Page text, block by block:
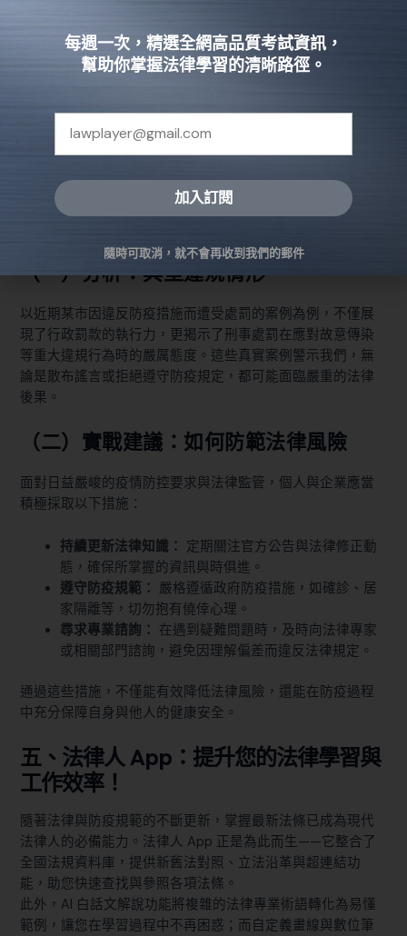
故意傳染：第62條明文規定，明知自己已感染特定傳
染病卻不遵守防疫規範，進而導致他人感染者，可能
因此造成公眾或他人損害的，最高可處300萬元罰金。
態度，也為社會大眾提供了更堅實的法律保護屏障。
（一）分析：典型違規情形
以近期某市因違反防疫措施而遭受處罰的案例為例，不僅展
現了行政罰款的執行力，更揭示了刑事處罰在應對故意傳染
等重大違規行為時的嚴厲態度。這些真實案例警示我們，無
論是散布謠言或拒絕遵守防疫規定，都可能面臨嚴重的法律
後果。
（二）實戰建議：如何防範法律風險
面對日益嚴峻的疫情防控要求與法律監管，個人與企業應當
積極採取以下措施：
持續更新法律知識： 定期關注官方公告與法律修正動
態，確保所掌握的資訊與時俱進。
遵守防疫規範： 嚴格遵循政府防疫措施，如確診、居
家隔離等，切勿抱有僥倖心理。
尋求專業諮詢： 在遇到疑難問題時，及時向法律專家
或相關部門諮詢，避免因理解偏差而違反法律規定。
通過這些措施，不僅能有效降低法律風險，還能在防疫過程
中充分保障自身與他人的健康安全。
五、法律人 App：提升您的法律學習與
工作效率！
隨著法律與防疫規範的不斷更新，掌握最新法條已成為現代
法律人的必備能力。法律人 App 正是為此而生——它整合了
全國法規資料庫，提供新舊法對照、立法沿革與超連結功
能，助您快速查找與參照各項法條。
此外，AI 白話文解說功能將複雜的法律專業術語轉化為易懂
範例，讓您在學習過程中不再困惑；而自定義畫線與數位筆
每週一次，精選全網高品質考試資訊，
幫助你掌握法律學習的清晰路徑。
加入訂閱
隨時可取消，就不會再收到我們的郵件